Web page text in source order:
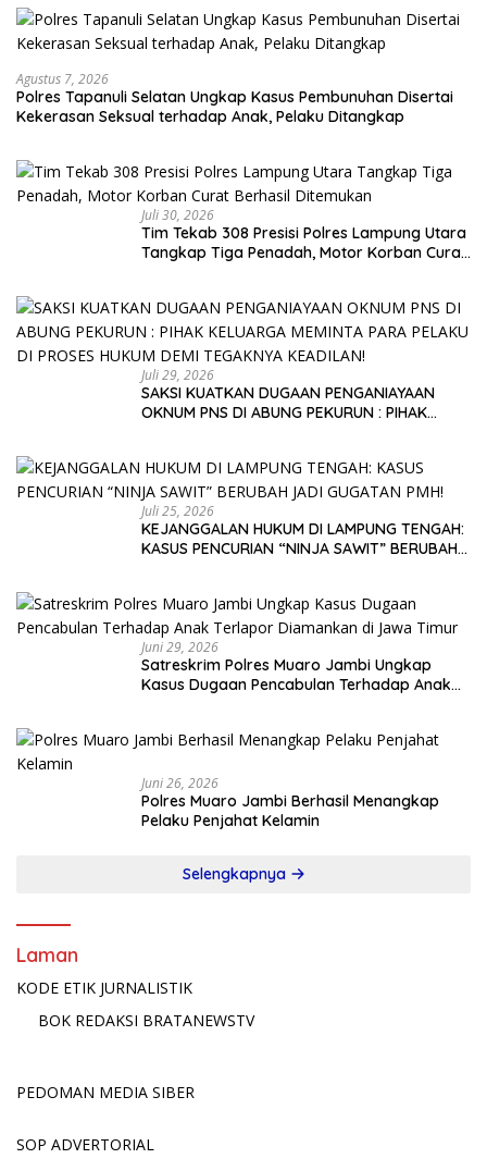
Agustus 7, 2026
Polres Tapanuli Selatan Ungkap Kasus Pembunuhan Disertai
Kekerasan Seksual terhadap Anak, Pelaku Ditangkap
Juli 30, 2026
Tim Tekab 308 Presisi Polres Lampung Utara
Tangkap Tiga Penadah, Motor Korban Curat
Juli 29, 2026
SAKSI KUATKAN DUGAAN PENGANIAYAAN
OKNUM PNS DI ABUNG PEKURUN : PIHAK
Juli 25, 2026
KEJANGGALAN HUKUM DI LAMPUNG TENGAH:
KASUS PENCURIAN “NINJA SAWIT” BERUBAH
Juni 29, 2026
Satreskrim Polres Muaro Jambi Ungkap
Kasus Dugaan Pencabulan Terhadap Anak
Juni 26, 2026
Polres Muaro Jambi Berhasil Menangkap
Pelaku Penjahat Kelamin
Selengkapnya
Laman
KODE ETIK JURNALISTIK
BOK REDAKSI BRATANEWSTV
PEDOMAN MEDIA SIBER
SOP ADVERTORIAL